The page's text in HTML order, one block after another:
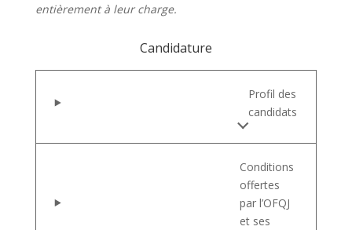
entièrement à leur charge.
Candidature
Profil des
candidats
Conditions
offertes
par l’OFQJ
et ses